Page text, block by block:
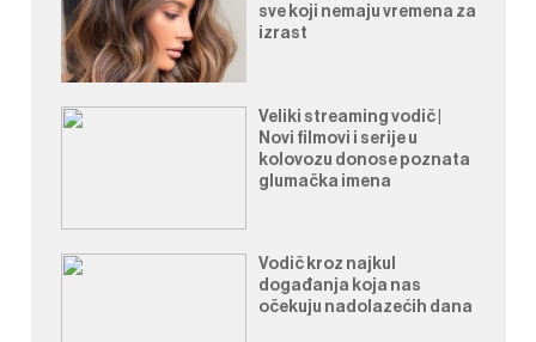
sve koji nemaju vremena za
izrast
Veliki streaming vodič |
Novi filmovi i serije u
kolovozu donose poznata
glumačka imena
Vodič kroz najkul
događanja koja nas
očekuju nadolazećih dana